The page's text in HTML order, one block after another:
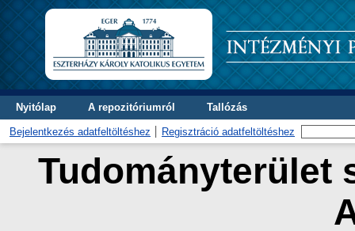
Nyitólap A repozitóriumról Tallózás
Bejelentkezés adatfeltöltéshez Regisztráció adatfeltöltéshez
Tudományterület